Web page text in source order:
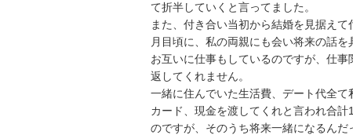
て折半していくと言ってました。
また、付き合い当初から結婚を見据え
月目頃に、私の両親にも会い将来の話を
お互いに仕事もしているのですが、仕
返してくれません。
一緒に住んでいた生活費、デート代全
カード、現金を渡してくれと言われ合
のですが、そのうち将来一緒になるん